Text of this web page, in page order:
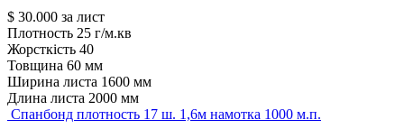
$ 30.000 за лист
Плотность 25 г/м.кв
Жорсткість 40
Товщина 60 мм
Ширина листа 1600 мм
Длина листа 2000 мм
Спанбонд плотность 17 ш. 1,6м намотка 1000 м.п.